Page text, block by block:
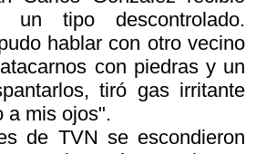
un tipo descontrolado.
hablar con otro vecino
con piedras y un
tiró gas irritante
a mis ojos".
de TVN se escondieron